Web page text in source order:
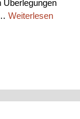
Überlegungen
Weiterlesen